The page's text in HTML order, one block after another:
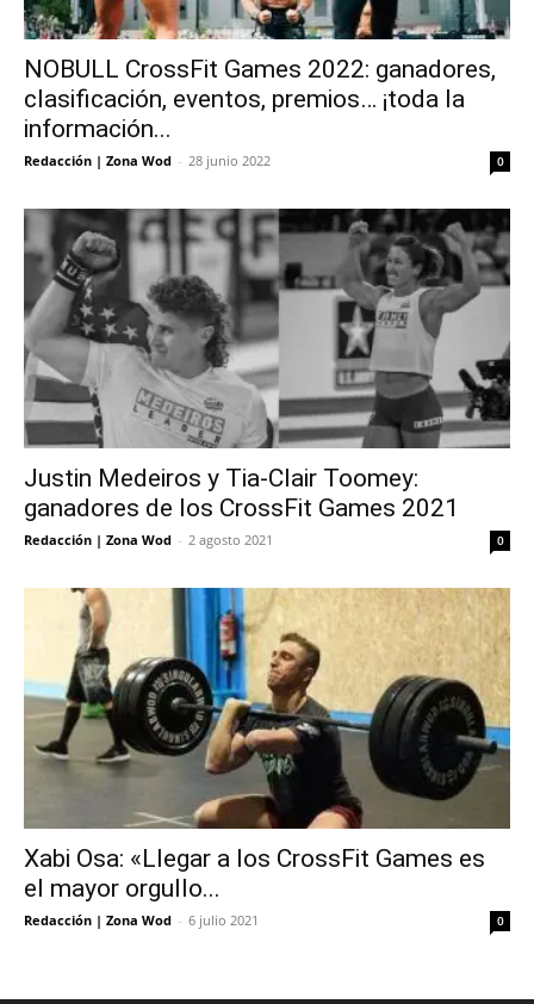
NOBULL CrossFit Games 2022: ganadores,
clasificación, eventos, premios… ¡toda la
información...
Redacción | Zona Wod - 28 junio 2022 0
Justin Medeiros y Tia-Clair Toomey:
ganadores de los CrossFit Games 2021
Redacción | Zona Wod - 2 agosto 2021 0
Xabi Osa: «Llegar a los CrossFit Games es
el mayor orgullo...
Redacción | Zona Wod - 6 julio 2021 0